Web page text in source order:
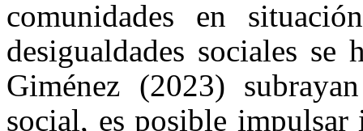
comunidades en
desigualdades sociales
Giménez (2023)
social, es posible